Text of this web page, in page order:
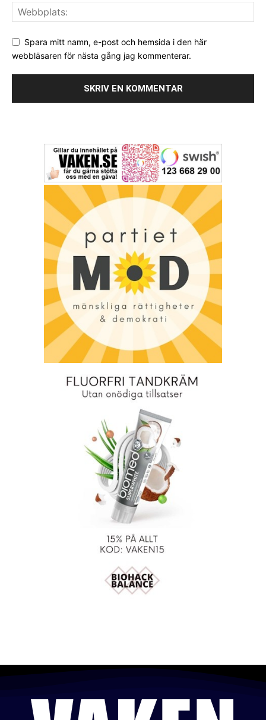
Spara mitt namn, e-post och hemsida i den här
webbläsaren för nästa gång jag kommenterar.